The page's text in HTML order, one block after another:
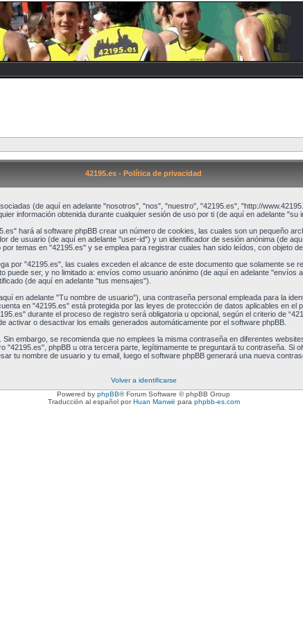
42195.es - Política de privacidad
(de aquí en adelante "nosotros", "nos", "nuestro", "42195.es", "http://
información obtenida durante cualquier sesión de uso por ti (de aquí en adelante "su
hará al software phpBB crear un número de cookies, las cuales son un pequeño
de usuario (de aquí en adelante "user-id") y un identificador de sesión anónima (de
temas en "42195.es" y se emplea para registrar cuales han sido leídos, con objeto
por "42195.es", las cuales exceden el alcance de este documento que solamente se
puede ser, y no limitado a: envíos como usuario anónimo (de aquí en adelante
(de aquí en adelante "tus mensajes").
en adelante "Tu nombre de usuario"), una contraseña personal empleada para la
en "42195.es" está protegida por las leyes de protección de datos aplicables en
durante el proceso de registro será obligatoria u opcional, según el criterio de
activar o desactivar los emails generados automáticamente por el software phpBB.
embargo, se recomienda que no emplees la misma contraseña en diferentes
"42195.es", phpBB u otra tercera parte, legítimamente te preguntará tu contraseña. Si
tu nombre de usuario y tu email, luego el software phpBB generará una nueva
Volver a identificarse
Powered by phpBB® Forum Software © phpBB Group
Traducción al español porHuan Manwë para phpbb-es.com